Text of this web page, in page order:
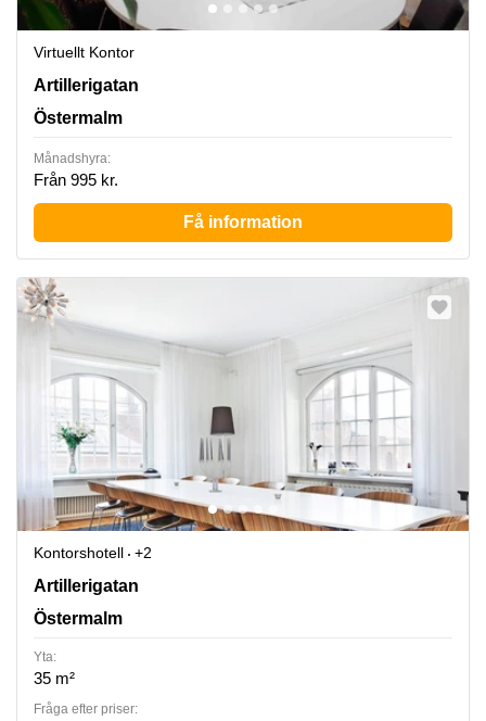
Virtuellt Kontor
Artillerigatan 6, Östermalm
Artillerigatan
Östermalm
Månadshyra:
Från 995 kr.
Få information
Kontorshotell
+2
Artillerigatan 6, Östermalm
Artillerigatan
Östermalm
Yta:
35 m²
Fråga efter priser: